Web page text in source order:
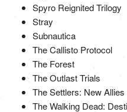
Spyro Reignited Trilogy
Stray
Subnautica
The Callisto Protocol
The Forest
The Outlast Trials
The Settlers: New
The Walking Dead: